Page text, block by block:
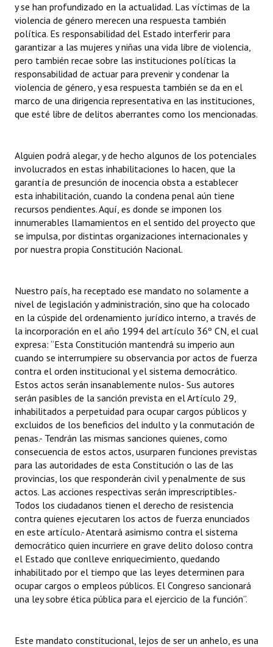
y se han profundizado en la actualidad. Las víctimas de la
violencia de género merecen una respuesta también
política. Es responsabilidad del Estado interferir para
garantizar a las mujeres y niñas una vida libre de violencia,
pero también recae sobre las instituciones políticas la
responsabilidad de actuar para prevenir y condenar la
violencia de género, y esa respuesta también se da en el
marco de una dirigencia representativa en las instituciones,
que esté libre de delitos aberrantes como los mencionadas.
Alguien podrá alegar, y de hecho algunos de los potenciales
involucrados en estas inhabilitaciones lo hacen, que la
garantía de presunción de inocencia obsta a establecer
esta inhabilitación, cuando la condena penal aún tiene
recursos pendientes. Aquí, es donde se imponen los
innumerables llamamientos en el sentido del proyecto que
se impulsa, por distintas organizaciones internacionales y
por nuestra propia Constitución Nacional.
Nuestro país, ha receptado ese mandato no solamente a
nivel de legislación y administración, sino que ha colocado
en la cúspide del ordenamiento jurídico interno, a través de
la incorporación en el año 1994 del artículo 36º CN, el cual
expresa: “Esta Constitución mantendrá su imperio aun
cuando se interrumpiere su observancia por actos de fuerza
contra el orden institucional y el sistema democrático.
Estos actos serán insanablemente nulos- Sus autores
serán pasibles de la sanción prevista en el Artículo 29,
inhabilitados a perpetuidad para ocupar cargos públicos y
excluidos de los beneficios del indulto y la conmutación de
penas.- Tendrán las mismas sanciones quienes, como
consecuencia de estos actos, usurparen funciones previstas
para las autoridades de esta Constitución o las de las
provincias, los que responderán civil y penalmente de sus
actos. Las acciones respectivas serán imprescriptibles.-
Todos los ciudadanos tienen el derecho de resistencia
contra quienes ejecutaren los actos de fuerza enunciados
en este artículo.- Atentará asimismo contra el sistema
democrático quien incurriere en grave delito doloso contra
el Estado que conlleve enriquecimiento, quedando
inhabilitado por el tiempo que las leyes determinen para
ocupar cargos o empleos públicos. El Congreso sancionará
una ley sobre ética pública para el ejercicio de la función”.
Este mandato constitucional, lejos de ser un anhelo, es una